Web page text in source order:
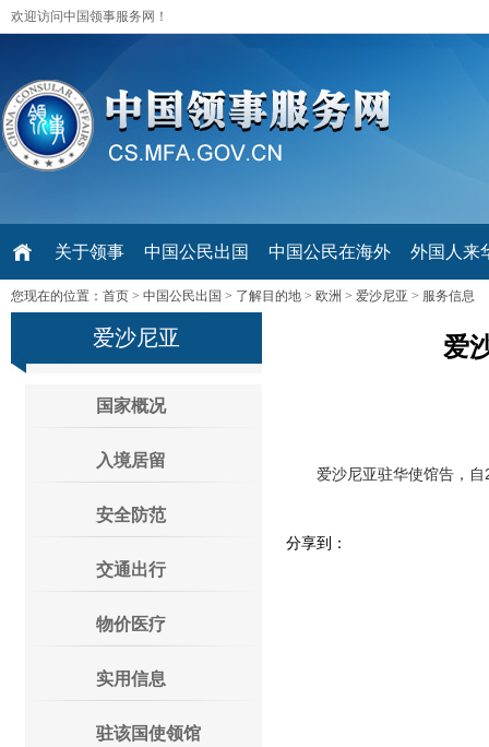
欢迎访问中国领事服务网！
关于领事 中国公民出国 中国公民在海外 外国人来
您现在的位置： 首页 > 中国公民出国 > 了解目的地 > 欧洲 > 爱沙尼亚 > 服务信息
爱沙尼亚
国家概况
入境居留
安全防范
交通出行
物价医疗
实用信息
驻该国使领馆
爱
爱沙尼亚驻华使馆告，自
分享到：